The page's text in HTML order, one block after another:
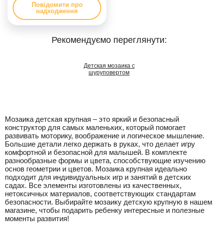
Повідомити про
надходження
Рекомендуємо переглянути:
Детская мозаика с
шуруповертом
Мозаика детская крупная – это яркий и безопасный
конструктор для самых маленьких, который помогает
развивать моторику, воображение и логическое мышление.
Большие детали легко держать в руках, что делает игру
комфортной и безопасной для малышей. В комплекте
разнообразные формы и цвета, способствующие изучению
основ геометрии и цветов. Мозаика крупная идеально
подходит для индивидуальных игр и занятий в детских
садах. Все элементы изготовлены из качественных,
нетоксичных материалов, соответствующих стандартам
безопасности. Выбирайте мозаику детскую крупную в нашем
магазине, чтобы подарить ребенку интересные и полезные
моменты развития!